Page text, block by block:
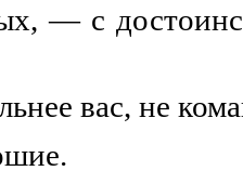
— с
вас, не